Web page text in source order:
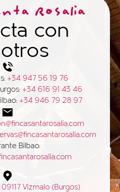
Rosalia
con
+34 947 56 19 76
+34 616 91 43 46
+34 946 79 28 97
Bilbao:
09117 Vizmalo (Burgos)